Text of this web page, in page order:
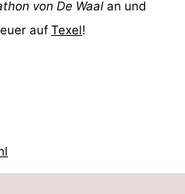
von De Waal an und
auf Texel!